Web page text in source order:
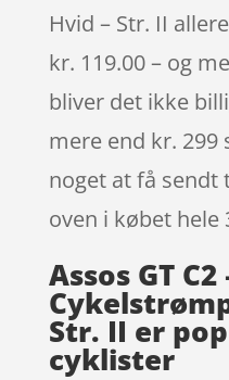
Hvid – Str. II
kr. 119.00 – og
bliver det ikke
mere end kr. 299
noget at få sendt
oven i købet hele
Assos GT C2
Str. II er
cyklister